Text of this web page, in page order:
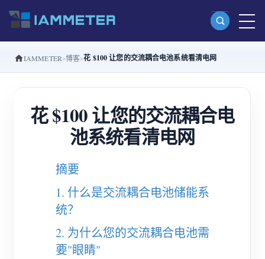
产品
单相 Wi-Fi 电能表 (WEM3080)
分相 Wi-Fi 电能表 (WEM2067)
三相 Wi-Fi 电能表 (WEM3080T)
WiFi 功率控制器
IAMMETER Cloud Pro
私有化部署服务
IAMMETER 博客 花 $100 让您的交流耦合电池系统看清电网
花 $100 让您的交流耦合电
池系统看清电网
摘要
1. 什么是交流耦合电池储能系
统？
2. 为什么您的交流耦合电池需
要"眼睛"